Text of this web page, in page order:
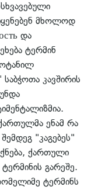
მხოლოდ
და
ტერმინ
კავშირის
ენამ რა
"კაგებეს"
ქართული
გარეშე.
ტერმინს